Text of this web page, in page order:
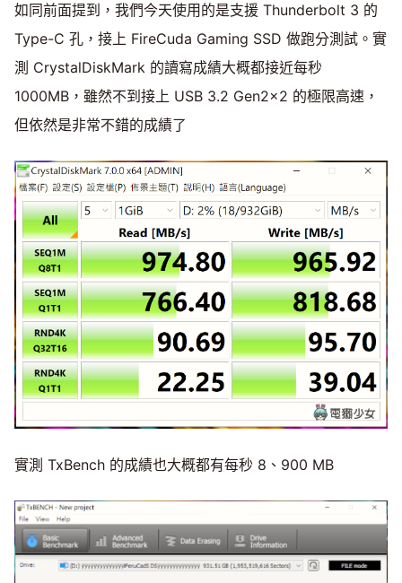
如同前面提到，我們今天使用的是支援 Thunderbolt 3 的
Type-C 孔，接上 FireCuda Gaming SSD 做跑分測試。實
測 CrystalDiskMark 的讀寫成績大概都接近每秒
1000MB，雖然不到接上 USB 3.2 Gen2x2 的極限高速，
但依然是非常不錯的成績了
實測 TxBench 的成績也大概都有每秒 8、900 MB